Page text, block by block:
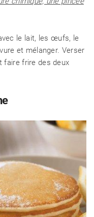
le lait, les œufs, le
et mélanger. Verser
faire frire des deux